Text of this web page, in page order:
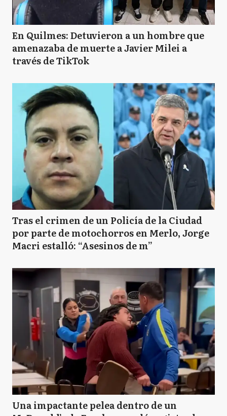
En Quilmes: Detuvieron a un hombre que
amenazaba de muerte a Javier Milei a
través de TikTok
Tras el crimen de un Policía de la Ciudad
por parte de motochorros en Merlo, Jorge
Macri estalló: “Asesinos de m”
Una impactante pelea dentro de un